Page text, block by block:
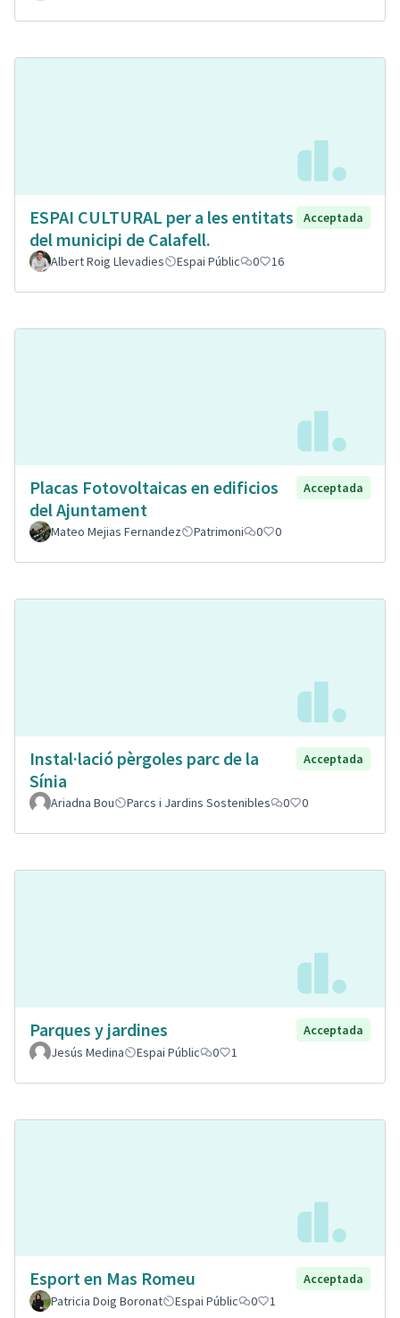
ESPAI CULTURAL per a les entitats
del municipi de Calafell.
Acceptada
Albert Roig Llevadies Espai Públic 0 16
Placas Fotovoltaicas en edificios
del Ajuntament
Acceptada
Mateo Mejias Fernandez Patrimoni 0 0
Instal·lació pèrgoles parc de la
Sínia
Acceptada
Ariadna Bou Parcs i Jardins Sostenibles 0 0
Parques y jardines
Acceptada
Jesús Medina
Espai Públic 0 1
Esport en Mas Romeu
Acceptada
Patricia Doig Boronat
Espai Públic 0 1